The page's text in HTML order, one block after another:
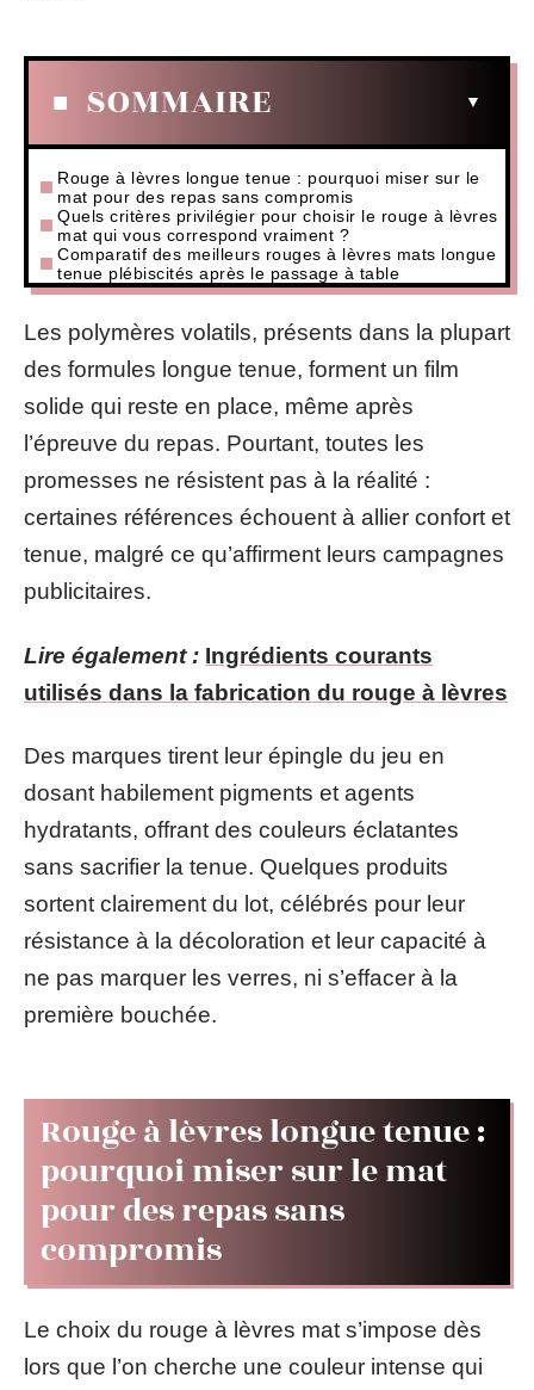
SOMMAIRE
Rouge à lèvres longue tenue : pourquoi miser sur le
mat pour des repas sans compromis
Quels critères privilégier pour choisir le rouge à lèvres
mat qui vous correspond vraiment ?
Comparatif des meilleurs rouges à lèvres mats longue
tenue plébiscités après le passage à table
Les polymères volatils, présents dans la plupart
des formules longue tenue, forment un film
solide qui reste en place, même après
l’épreuve du repas. Pourtant, toutes les
promesses ne résistent pas à la réalité :
certaines références échouent à allier confort et
tenue, malgré ce qu’affirment leurs campagnes
publicitaires.
Lire également : Ingrédients courants
utilisés dans la fabrication du rouge à lèvres
Des marques tirent leur épingle du jeu en
dosant habilement pigments et agents
hydratants, offrant des couleurs éclatantes
sans sacrifier la tenue. Quelques produits
sortent clairement du lot, célébrés pour leur
résistance à la décoloration et leur capacité à
ne pas marquer les verres, ni s’effacer à la
première bouchée.
Rouge à lèvres longue tenue :
pourquoi miser sur le mat
pour des repas sans
compromis
Le choix du rouge à lèvres mat s’impose dès
lors que l’on cherche une couleur intense qui